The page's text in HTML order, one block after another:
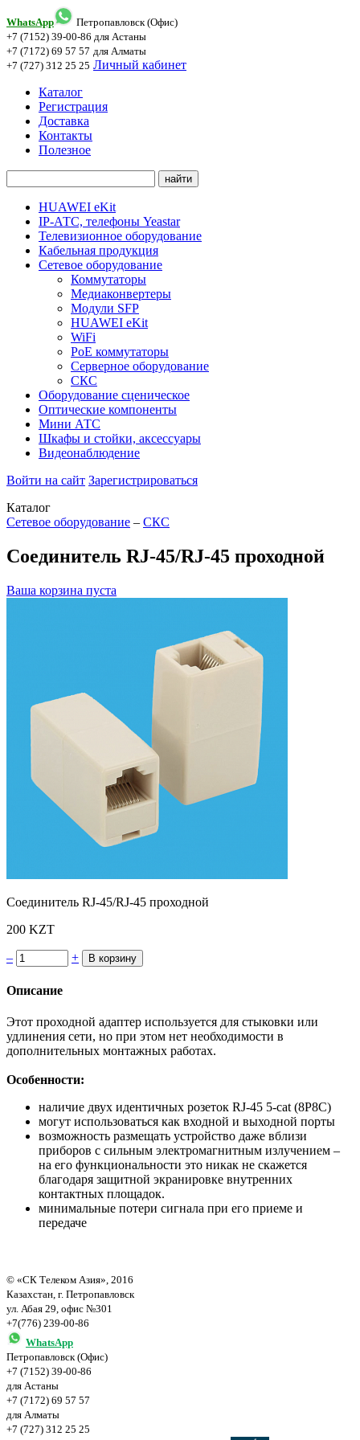
WhatsApp
Петропавловск (Офис)
+7 (7152) 39-00-86 для Астаны
+7 (7172) 69 57 57 для Алматы
+7 (727) 312 25 25 Личный кабинет
Каталог
Регистрация
Доставка
Контакты
Полезное
HUAWEI eKit
IP-АТС, телефоны Yeastar
Телевизионное оборудование
Кабельная продукция
Сетевое оборудование
Коммутаторы
Медиаконвертеры
Модули SFP
HUAWEI eKit
WiFi
PoE коммутаторы
Серверное оборудование
СКС
Оборудование сценическое
Оптические компоненты
Мини АТС
Шкафы и стойки, аксессуары
Видеонаблюдение
Войти на сайт Зарегистрироваться
Каталог
Сетевое оборудование – СКС
Соединитель RJ-45/RJ-45 проходной
Ваша корзина пуста
Соединитель RJ-45/RJ-45 проходной
200 KZT
– +
Описание
Этот проходной адаптер используется для стыковки или
удлинения сети, но при этом нет необходимости в
дополнительных монтажных работах.
Особенности:
наличие двух идентичных розеток RJ-45 5-cat (8P8C)
могут использоваться как входной и выходной порты
возможность размещать устройство даже вблизи
приборов с сильным электромагнитным излучением –
на его функциональности это никак не скажется
благодаря защитной экранировке внутренних
контактных площадок.
минимальные потери сигнала при его приеме и
передаче
© «СК Телеком Азия», 2016
Казахстан, г. Петропавловск
ул. Абая 29, офис №301
+7(776) 239-00-86
WhatsApp
Петропавловск (Офис)
+7 (7152) 39-00-86
для Астаны
+7 (7172) 69 57 57
для Алматы
+7 (727) 312 25 25